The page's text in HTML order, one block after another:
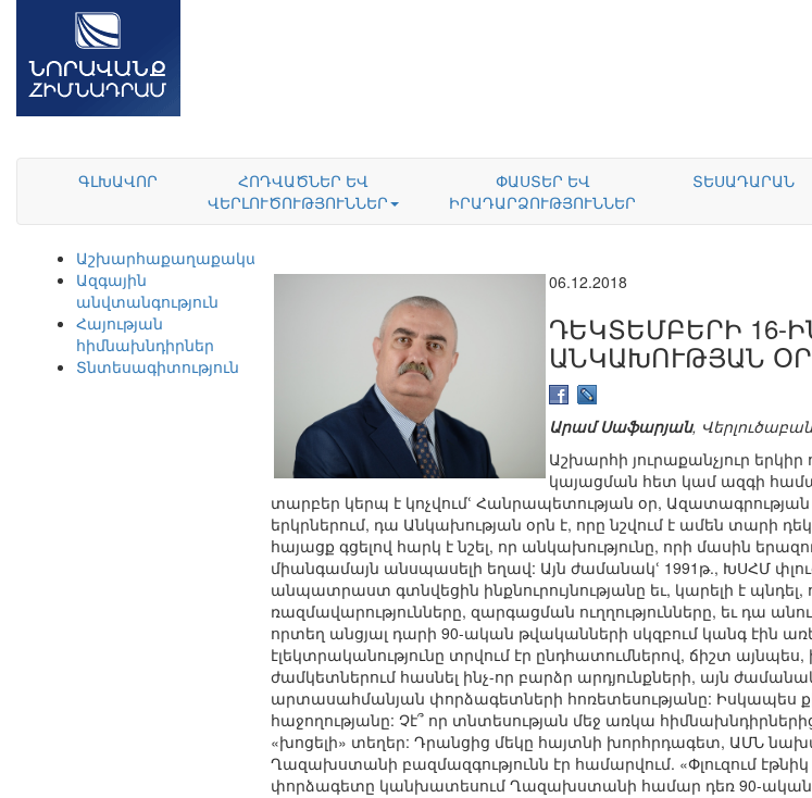
ԳԼԽԱՎՈՐ
ՀՈԴՎԱԾՆԵՐ ԵՎ
ՎԵՐԼՈՒԾՈՒԹՅՈՒՆՆԵՐ
ՓԱՍՏԵՐ ԵՎ
ԻՐԱԴԱՐՁՈՒԹՅՈՒՆՆԵՐ
ՏԵՍԱԴԱՐԱՆ
Աշխարհաքաղաքականություն
Ազգային
անվտանգություն
Հայության
հիմնախնդիրներ
Տնտեսագիտություն
06.12.2018
ԴԵԿՏԵՄԲԵՐԻ 16-
ԱՆԿԱԽՈՒԹՅԱՆ
Արամ Սաֆարյան, Վերլուծաբան
Աշխարհի յուրաքանչյուր
կայացման հետ կամ ազգի
տարբեր կերպ է կոչվումՙ Հանրապետության օր,
երկրներում, դա Անկախության օրն է, որը նշվում է ամեն տարի
հայացք գցելով հարկ է նշել, որ անկախությունը, որի մասին
միանգամայն անսպասելի եղավ: Այն ժամանակՙ 1991թ., ԽՍՀՄ
անպատրաստ գտնվեցին ինքնուրույնությանը եւ, կարելի է
ռազմավարությունները, զարգացման ուղղությունները, եւ դա
որտեղ անցյալ դարի 90-ական թվականների սկզբում կանգ էին
էլեկտրականությունը տրվում էր ընդհատումներով, ճիշտ
ժամկետներում հասնել ինչ-որ բարձր արդյունքների, այն
արտասահմանյան փորձագետների հոռետեսությանը: Իսկապես
հաջողությանը: Չէ՞ որ տնտեսության մեջ առկա
«խոցելի» տեղեր: Դրանցից մեկը հայտնի խորհրդագետ, ԱՄՆ
Ղազախստանի բազմազգությունն էր համարվում. «Փլուզում էթնիկ
փորձագետը կանխատեսում Ղազախստանի համար դեռ 90-ական